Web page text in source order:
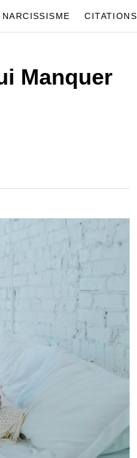
NARCISSISME CITATIONS
Manquer